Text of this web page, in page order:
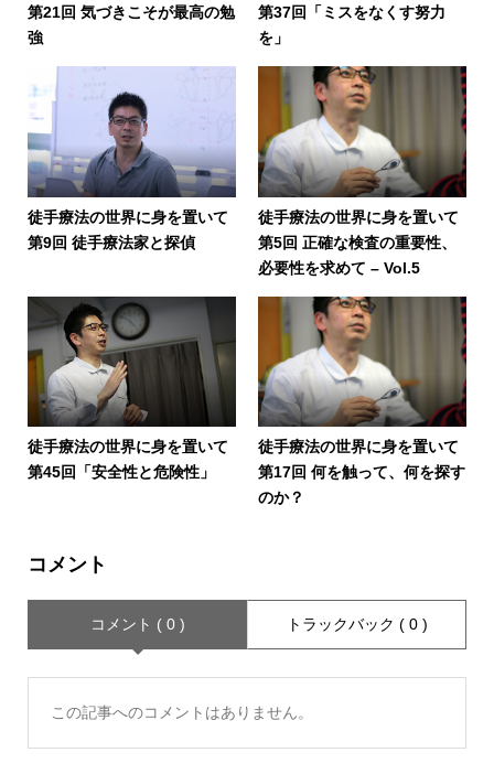
第21回 気づきこそが最高の勉
強
第37回「ミスをなくす努力
を」
徒手療法の世界に身を置いて
第9回 徒手療法家と探偵
徒手療法の世界に身を置いて
第5回 正確な検査の重要性、
必要性を求めて – Vol.5
徒手療法の世界に身を置いて
第45回「安全性と危険性」
徒手療法の世界に身を置いて
第17回 何を触って、何を探す
のか？
コメント
コメント ( 0 ) トラックバック ( 0 )
この記事へのコメントはありません。